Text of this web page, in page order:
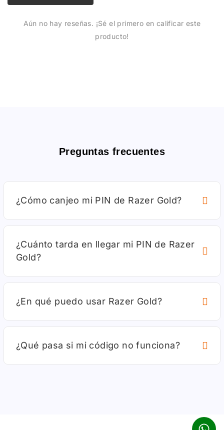
Aún no hay reseñas. ¡Sé el primero en calificar este
producto!
Preguntas frecuentes
¿Cómo canjeo mi PIN de Razer Gold?
¿Cuánto tarda en llegar mi PIN de Razer
Gold?
¿En qué puedo usar Razer Gold?
¿Qué pasa si mi código no funciona?